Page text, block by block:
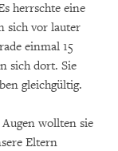
herrschte eine
sich vor lauter
einmal 15
sich dort. Sie
gleichgültig.
wollten sie
Eltern